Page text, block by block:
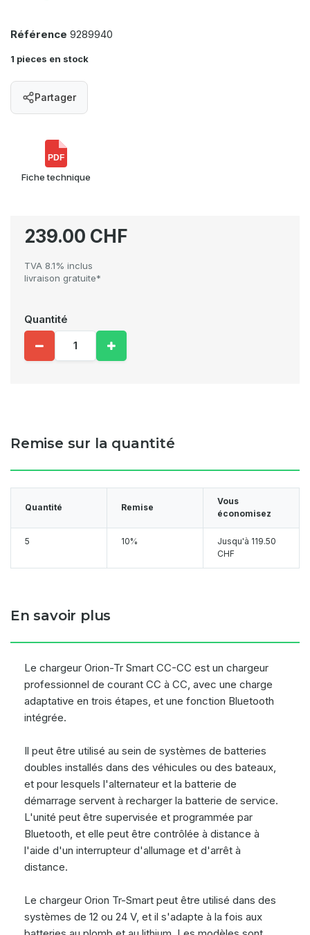
Référence 9289940
1 pieces en stock
Partager
PDF
Fiche technique
239.00 CHF
TVA 8.1% inclus
livraison gratuite*
Quantité
Remise sur la quantité
Quantité Remise
Vous
économisez
5 10% Jusqu'à 119.50
CHF
En savoir plus
Le chargeur Orion-Tr Smart CC-CC est un chargeur
professionnel de courant CC à CC, avec une charge
adaptative en trois étapes, et une fonction Bluetooth
intégrée.
Il peut être utilisé au sein de systèmes de batteries
doubles installés dans des véhicules ou des bateaux,
et pour lesquels l'alternateur et la batterie de
démarrage servent à recharger la batterie de service.
L'unité peut être supervisée et programmée par
Bluetooth, et elle peut être contrôlée à distance à
l'aide d'un interrupteur d'allumage et d'arrêt à
distance.
Le chargeur Orion Tr-Smart peut être utilisé dans des
systèmes de 12 ou 24 V, et il s'adapte à la fois aux